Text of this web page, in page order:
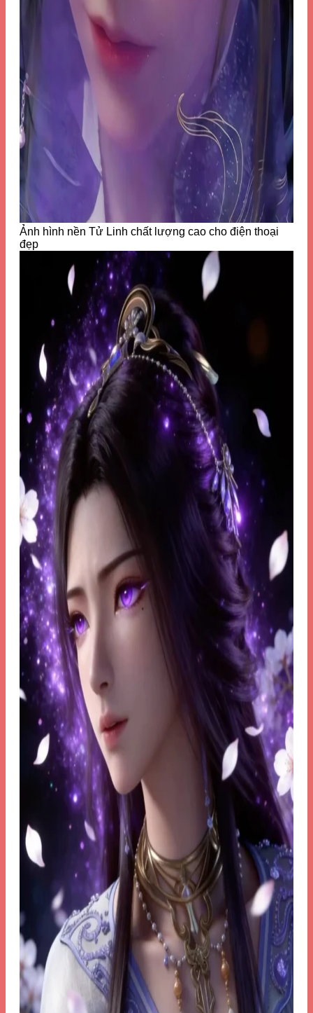
Ảnh hình nền Tử Linh chất lượng cao cho điện thoại
đẹp